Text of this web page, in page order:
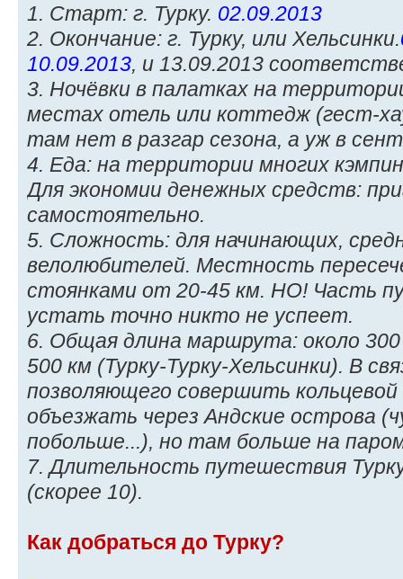
1. Старт: г. Турку. 02.09.2013
2. Окончание: г. Турку, или Хельсинки.
10.09.2013, и 13.09.2013
3. Ночёвки в палатках на
местах отель или коттедж (гест-
там нет в разгар сезона, а уж в
4. Еда: на территории многих
Для экономии денежных средств:
самостоятельно.
5. Сложность: для начинающих,
велолюбителей. Местность
стоянками от 20-45 км. НО! Часть
устать точно никто не успеет.
6. Общая длина маршрута: около 300
500 км (Турку-Турку-Хельсинки). В
позволяющего совершить
объезжать через Андские острова
побольше...), но там больше на
7. Длительность путешествия
(скорее 10).
Как добраться до Турку?